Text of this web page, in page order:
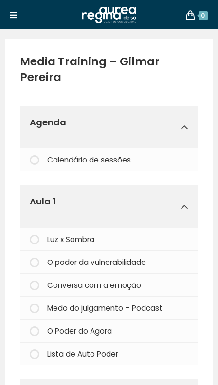
0
Media Training – Gilmar
Pereira
Agenda
Calendário de sessões
Aula 1
Luz x Sombra
O poder da vulnerabilidade
Conversa com a emoção
Medo do julgamento – Podcast
O Poder do Agora
Lista de Auto Poder